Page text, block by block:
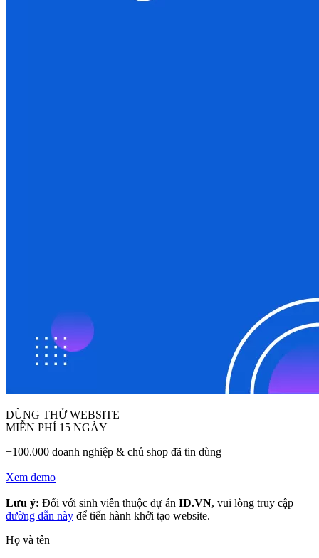
DÙNG THỬ WEBSITE
MIỄN PHÍ 15 NGÀY
+100.000 doanh nghiệp & chủ shop đã tin dùng
Xem demo
Lưu ý: Đối với sinh viên thuộc dự án ID.VN, vui lòng truy cập
đường dẫn này để tiến hành khởi tạo website.
Họ và tên